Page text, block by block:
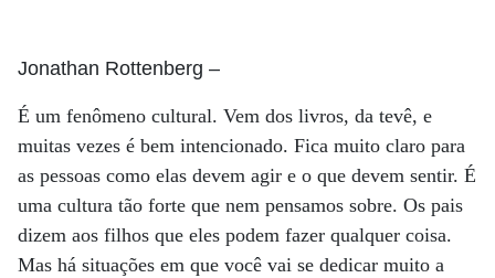
Jonathan Rottenberg –
É um fenômeno cultural. Vem dos livros, da tevê, e
muitas vezes é bem intencionado. Fica muito claro para
as pessoas como elas devem agir e o que devem sentir. É
uma cultura tão forte que nem pensamos sobre. Os pais
dizem aos filhos que eles podem fazer qualquer coisa.
Mas há situações em que você vai se dedicar muito a